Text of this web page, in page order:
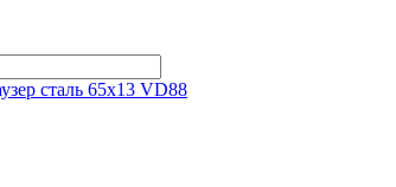
сталь 65х13 VD88